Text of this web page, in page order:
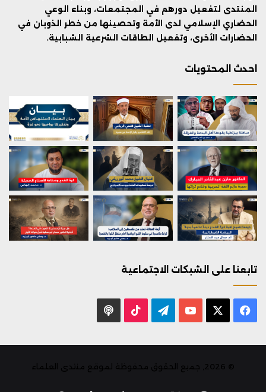
المنتدى لتفعيل دورهم في المجتمعات، وبناء الوعي
الحضاري الإسلامي لدى الأمة وتحصينها من خطر الذوبان في
الحضارات الأخرى، وتفعيل الطاقات الشرعية الشبابية.
احدث المحتويات
تابعنا على الشبكات الاجتماعية
فيسبوك يوتيوب تيلقرام ‫TikTok
© 2026, جميع الحقوق محفوظة لموقع منتدى العلماء